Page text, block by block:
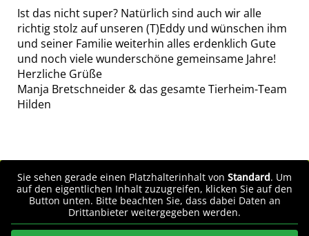
Ist das nicht super? Natürlich sind auch wir alle
richtig stolz auf unseren (T)Eddy und wünschen ihm
und seiner Familie weiterhin alles erdenklich Gute
und noch viele wunderschöne gemeinsame Jahre!
Herzliche Grüße
Manja Bretschneider & das gesamte Tierheim-Team
Hilden
Sie sehen gerade einen Platzhalterinhalt von Standard. Um
auf den eigentlichen Inhalt zuzugreifen, klicken Sie auf den
Button unten. Bitte beachten Sie, dass dabei Daten an
Drittanbieter weitergegeben werden.